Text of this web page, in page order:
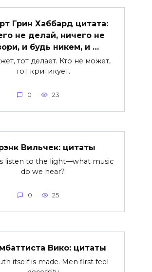
Грин Хаббард цитата:
не делай, ничего не
и будь никем, и …
тот делает. Кто не может,
тот критикует.
0 23
Вильчек: цитаты
listen to the light—what music
do we hear?
0 25
Вико: цитаты
itself is made. Men first feel